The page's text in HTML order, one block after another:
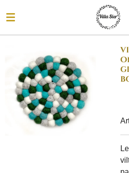
direct
naar
hoofdinhoud